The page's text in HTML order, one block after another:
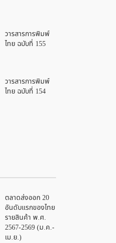
วารสารการพิมพ์
ไทย ฉบับที่ 155
วารสารการพิมพ์
ไทย ฉบับที่ 154
ตลาดส่งออก 20
อันดับแรกของไทย
รายสินค้า พ.ศ.
2567-2569 (ม.ค.-
เม.ย.)